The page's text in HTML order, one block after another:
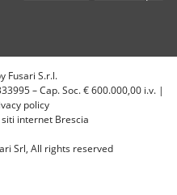
Fusari S.r.l.
– Cap. Soc. € 600.000,00 i.v. |
policy
internet Brescia
Srl, All rights reserved